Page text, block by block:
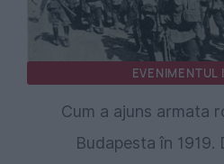
EVENIMENTUL
Cum a ajuns armata
Budapesta în